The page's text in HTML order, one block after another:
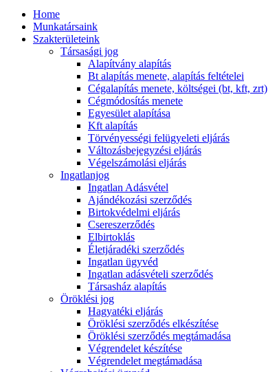
Home
Munkatársaink
Szakterületeink
Társasági jog
Alapítvány alapítás
Bt alapítás menete, alapítás feltételei
Cégalapítás menete, költségei (bt, kft, zrt)
Cégmódosítás menete
Egyesület alapítása
Kft alapítás
Törvényességi felügyeleti eljárás
Változásbejegyzési eljárás
Végelszámolási eljárás
Ingatlanjog
Ingatlan Adásvétel
Ajándékozási szerződés
Birtokvédelmi eljárás
Csereszerződés
Elbirtoklás
Életjáradéki szerződés
Ingatlan ügyvéd
Ingatlan adásvételi szerződés
Társasház alapítás
Öröklési jog
Hagyatéki eljárás
Öröklési szerződés elkészítése
Öröklési szerződés megtámadása
Végrendelet készítése
Végrendelet megtámadása